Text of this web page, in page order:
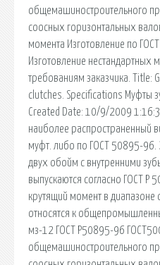
общемашиностроительного
соосных горизонтальных
момента Изготовление по
Изготовление нестандартных
требованиям заказчика. Title:
clutches. Specifications Муфты
Created Date: 10/9/2009
наиболее распространенный
муфт. либо по ГОСТ 50895-96.
двух обойм с внутренними
выпускаются согласно ГОСТ
крутящий момент в
относятся к
мз-12 ГОСТ Р50895-96
общемашиностроительного